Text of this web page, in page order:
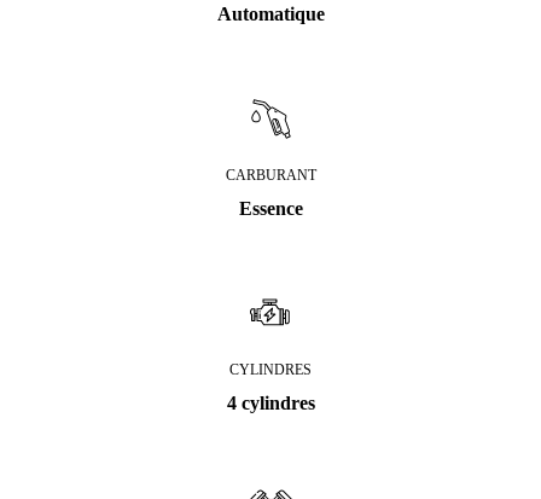
Automatique
CARBURANT
Essence
CYLINDRES
4 cylindres